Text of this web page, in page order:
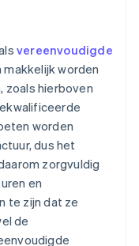
vereenvoudigde
makkelijk worden
hierboven
worden
dus het
zorgvuldig
en
te zijn dat ze
de